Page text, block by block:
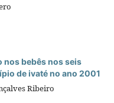
nos bebês nos seis
de ivaté no ano 2001
Ribeiro